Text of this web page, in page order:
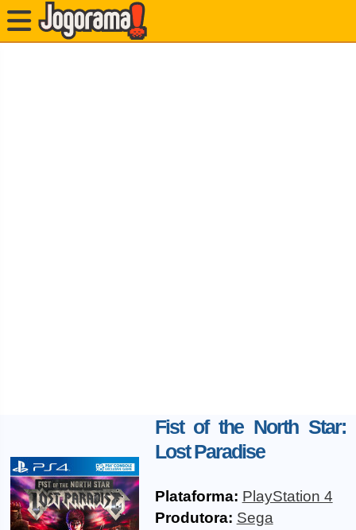
Fist of the North Star:
Lost Paradise
Plataforma: PlayStation 4
Produtora: Sega